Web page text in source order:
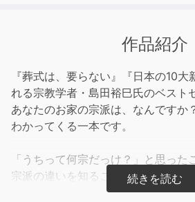
作品紹介
『葬式は、要らない』『日本の10大
れる宗教学者・島田裕巳氏のベスト
あなたのお家の宗派は、なんですか
わかってくる一本です。
「うちって何宗だっけ？」と思った
宗派の違いを知ることで、日本の仏
そして宗教の社会的影響が見えてく